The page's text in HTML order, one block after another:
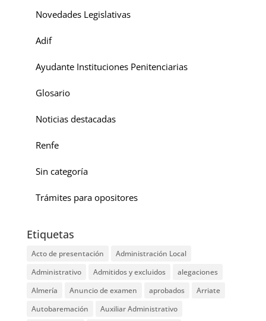
Novedades Legislativas
Adif
Ayudante Instituciones Penitenciarias
Glosario
Noticias destacadas
Renfe
Sin categoría
Trámites para opositores
Etiquetas
Acto de presentación
Administración Local
Administrativo
Admitidos y excluidos
alegaciones
Almería
Anuncio de examen aprobados
Arriate
Autobaremación
Auxiliar Administrativo